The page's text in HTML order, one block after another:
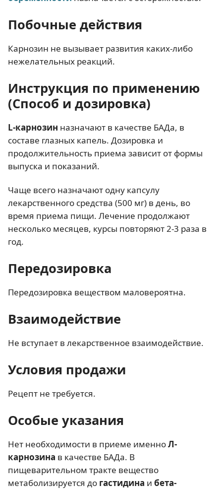
Побочные действия
Карнозин не вызывает развития каких-либо
нежелательных реакций.
Инструкция по применению
(Способ и дозировка)
L-карнозин назначают в качестве БАДа, в
составе глазных капель. Дозировка и
продолжительность приема зависит от формы
выпуска и показаний.
Чаще всего назначают одну капсулу
лекарственного средства (500 мг) в день, во
время приема пищи. Лечение продолжают
несколько месяцев, курсы повторяют 2-3 раза в
год.
Передозировка
Передозировка веществом маловероятна.
Взаимодействие
Не вступает в лекарственное взаимодействие.
Условия продажи
Рецепт не требуется.
Особые указания
Нет необходимости в приеме именноЛ-
карнозина в качестве БАДа. В
пищеварительном тракте вещество
метаболизируется до гастидина и бета-